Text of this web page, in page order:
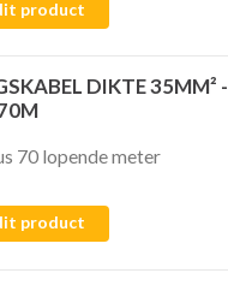
product
DIKTE 35MM² -
70 lopende meter
product